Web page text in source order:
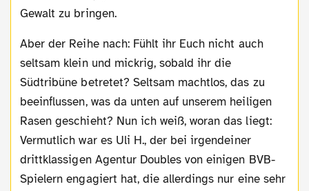
Gewalt zu bringen.
Aber der Reihe nach: Fühlt ihr Euch nicht auch
seltsam klein und mickrig, sobald ihr die
Südtribüne betretet? Seltsam machtlos, das zu
beeinflussen, was da unten auf unserem heiligen
Rasen geschieht? Nun ich weiß, woran das liegt:
Vermutlich war es Uli H., der bei irgendeiner
drittklassigen Agentur Doubles von einigen BVB-
Spielern engagiert hat, die allerdings nur eine sehr